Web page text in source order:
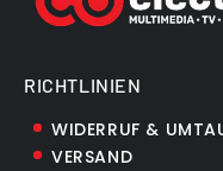
RICHTLINIEN
WIDERRUF &
VERSAND